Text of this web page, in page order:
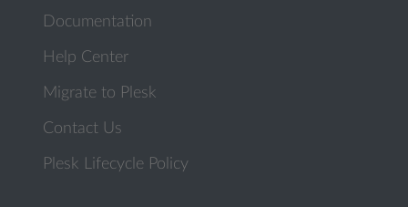
Documentation
Help Center
Migrate to Plesk
Contact Us
Plesk Lifecycle Policy